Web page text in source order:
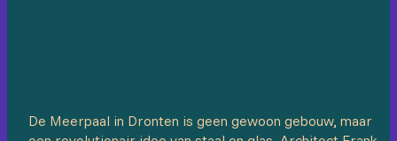
De Meerpaal in Dronten is geen gewoon gebouw, maar